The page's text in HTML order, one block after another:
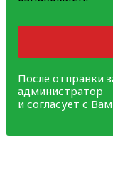
После отправки
администратор
и согласует с